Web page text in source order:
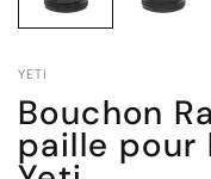
YETI
Bouchon
paille pour